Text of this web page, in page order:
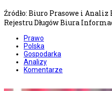
Źródło: Biuro Prasowe i
Rejestru Długów Biura
Prawo
Polska
Gospodarka
Analizy
Komentarze